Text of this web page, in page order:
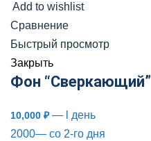
Add to wishlist
Сравнение
Быстрый просмотр
Закрыть
Фон “Сверкающий”
10,000 ₽— l день
2000— со 2-го дня